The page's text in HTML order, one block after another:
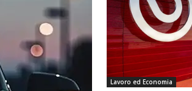
Lavoro ed Economia